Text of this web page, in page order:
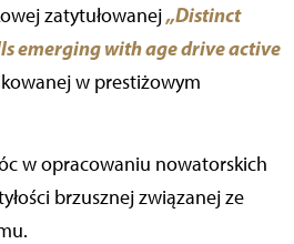
zatytułowanej„Distinct
emerging with age drive active
w prestiżowym
w opracowaniu nowatorskich
brzusznej związanej ze